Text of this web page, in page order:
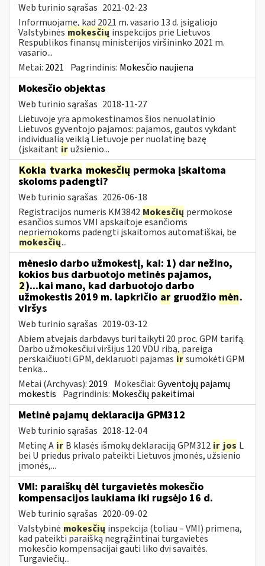
Web turinio sąrašas 2021-02-23
Informuojame, kad 2021 m. vasario 13 d. įsigaliojo
Valstybinės mokesčių inspekcijos prie Lietuvos
Respublikos finansų ministerijos viršininko 2021 m.
vasario...
Metai: 2021 Pagrindinis: Mokesčio naujiena
Mokesčio objektas
Web turinio sąrašas 2018-11-27
Lietuvoje yra apmokestinamos šios nenuolatinio
Lietuvos gyventojo pajamos: pajamos, gautos vykdant
individualią veiklą Lietuvoje per nuolatinę bazę
(įskaitant iružsienio...
Kokia tvarka mokesčių permoka įskaitoma
skoloms padengti?
Web turinio sąrašas 2026-06-18
Registracijos numeris KM3842 Mokesčių permokose
esančios sumos VMI apskaitoje esančioms
nepriemokoms padengti įskaitomos automatiškai, be
mokesčių...
mėnesio darbo užmokestį, kai: 1) dar nežino,
kokios bus darbuotojo metinės pajamos,
2)...kai mano, kad darbuotojo darbo
užmokestis 2019 m. lapkričio ar gruodžio mėn.
viršys
Web turinio sąrašas 2019-03-12
Abiem atvejais darbdavys turi taikyti 20 proc. GPM tarifą.
Darbo užmokesčiui viršijus 120 VDU ribą, pareiga
perskaičiuoti GPM, deklaruoti pajamas irsumokėti GPM
tenka...
Metai (Archyvas): 2019 Mokesčiai:Gyventojų pajamų
mokestis Pagrindinis: Mokesčių pakeitimai
Metinė pajamų deklaracija GPM312
Web turinio sąrašas 2018-12-04
Metinę A ir B klasės išmokų deklaraciją GPM312 ir jos L
bei U priedus privalo pateikti Lietuvos įmonės, užsienio
įmonės,...
VMI: paraiškų dėl turgavietės mokesčio
kompensacijos laukiama iki rugsėjo 16 d.
Web turinio sąrašas 2020-09-02
Valstybinė mokesčių inspekcija (toliau – VMI) primena,
kad pateikti paraišką negrąžintinai turgavietės
mokesčio kompensacijai gauti liko dvi savaitės.
Turgaviečių...